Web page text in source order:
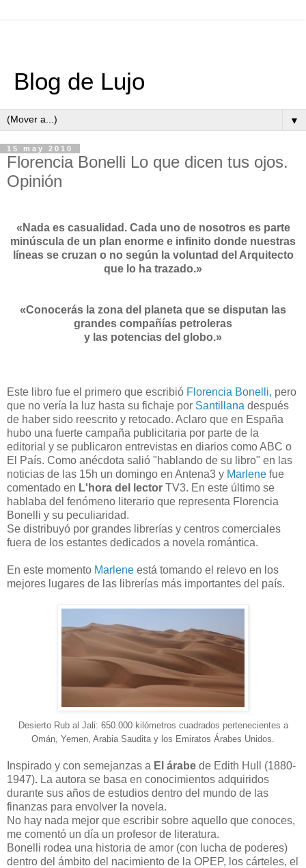
Blog de Lujo
▼
15 may 2010
Florencia Bonelli Lo que dicen tus ojos.
Opinión
« Nada es casualidad. Cada uno de nosotros es parte
minúscula de un plan enorme e infinito donde nuestras
líneas se cruzan o no según la voluntad del Arquitecto
que lo ha trazado.»
«Conocerás la zona del planeta que se disputan las
grandes compañías petroleras
y las potencias del globo.»
Este libro fue el primero que escribió Florencia Bonelli, pero
que no vería la luz hasta su fichaje por Santillana después
de haber sido reescrito y retocado. Aclaro que en España
hubo una fuerte campaña publicitaria por parte de la
editorial y se publicaron entrevistas en diarios como ABC o
El País. Como anécdota salió "hablando de su libro" en las
noticias de las 15h un domingo en Antena3 y Marlene fue
comentado en L'hora del lector TV3. En este último se
hablaba del fenómeno literario que representa Florencia
Bonelli y su peculiaridad.
Se distribuyó por grandes librerías y centros comerciales
fuera de los estantes dedicados a novela romántica.
En este momento Marlene está tomando el relevo en los
mejores lugares de las librerías más importantes del país.
Desierto Rub al Jali: 650.000 kilómetros cuadrados pertenecientes a
Omán, Yemen, Arabia Saudita y los Emiratos Árabes Unidos.
Inspirado y con semejanzas a El árabe de Edith Hull (1880-
1947). La autora se basa en conocimientos adquiridos
durante sus años de estudios dentro del mundo de las
finanzas para envolver la novela.
No hay nada mejor que escribir sobre aquello que conoces,
me comentó un día un profesor de literatura.
Bonelli rodea una historia de amor (con lucha de poderes)
dentro del ámbito del nacimiento de la OPEP, los cárteles, el